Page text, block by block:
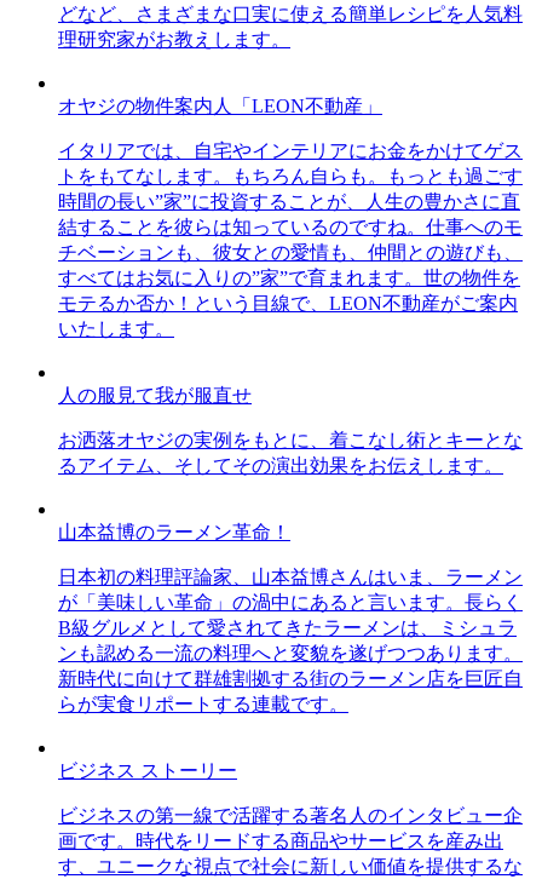
どなど、さまざまな口実に使える簡単レシピを人気料
理研究家がお教えします。
オヤジの物件案内人「LEON不動産」
イタリアでは、自宅やインテリアにお金をかけてゲス
トをもてなします。もちろん自らも。もっとも過ごす
時間の長い”家”に投資することが、人生の豊かさに直
結することを彼らは知っているのですね。仕事へのモ
チベーションも、彼女との愛情も、仲間との遊びも、
すべてはお気に入りの”家”で育まれます。世の物件を
モテるか否か！という目線で、LEON不動産がご案内
いたします。
人の服見て我が服直せ
お洒落オヤジの実例をもとに、着こなし術とキーとな
るアイテム、そしてその演出効果をお伝えします。
山本益博のラーメン革命！
日本初の料理評論家、山本益博さんはいま、ラーメン
が「美味しい革命」の渦中にあると言います。長らく
B級グルメとして愛されてきたラーメンは、ミシュラ
ンも認める一流の料理へと変貌を遂げつつあります。
新時代に向けて群雄割拠する街のラーメン店を巨匠自
らが実食リポートする連載です。
ビジネス ストーリー
ビジネスの第一線で活躍する著名人のインタビュー企
画です。時代をリードする商品やサービスを産み出
す、ユニークな視点で社会に新しい価値を提供するな